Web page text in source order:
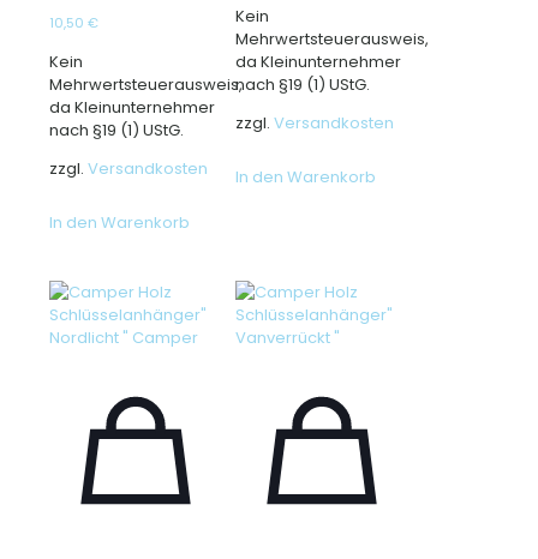
10,50 €
Kein
Mehrwertsteuerausweis,
da Kleinunternehmer
nach §19 (1) UStG.
zzgl. Versandkosten
In den Warenkorb
Kein
Mehrwertsteuerausweis,
da Kleinunternehmer
nach §19 (1) UStG.
zzgl.Versandkosten
In den Warenkorb